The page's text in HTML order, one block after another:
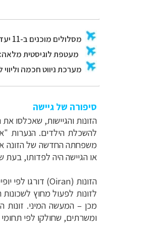
סיפורה של גיישה
הזונות והגיישות, שאכלסו
להשכלת הילדים. הנערות
משפחתה החדשה של הזונה
או הגיישה היה לפדותו, בעת
הזונות(Oiran) דורגו לפי
לזונות לפעול מחוץ
מכן – המעשה המיני. זונות
ומשרתים, שחולקו לפי תחומי